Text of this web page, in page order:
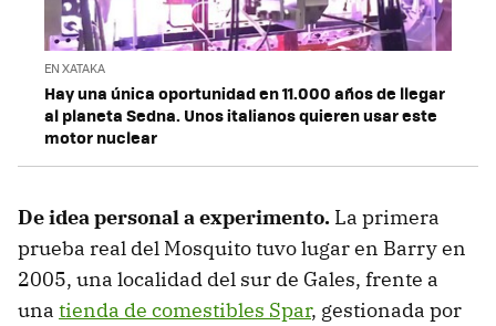
EN XATAKA
Hay una única oportunidad en 11.000 años de llegar
al planeta Sedna. Unos italianos quieren usar este
motor nuclear
De idea personal a experimento. La primera
prueba real del Mosquito tuvo lugar en Barry en
2005, una localidad del sur de Gales, frente a
una tienda de comestibles Spar, gestionada por